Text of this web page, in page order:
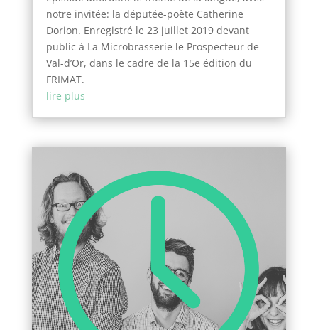
notre invitée: la députée-poète Catherine
Dorion. Enregistré le 23 juillet 2019 devant
public à La Microbrasserie le Prospecteur de
Val-d’Or, dans le cadre de la 15e édition du
FRIMAT.
lire plus